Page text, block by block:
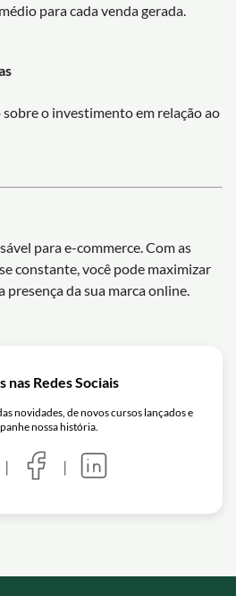
para cada venda gerada.
o investimento em relação ao
para e-commerce. Com as
constante, você pode maximizar
presença da sua marca online.
nas Redes Sociais
novidades, de novos cursos lançados e
nossa história.
| |